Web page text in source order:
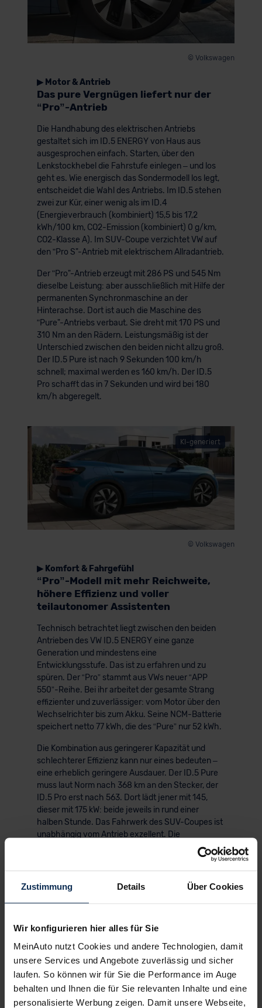
Zustimmung Details Über Cookies
Wir konfigurieren hier alles für Sie
MeinAuto nutzt Cookies und andere Technologien, damit
unsere Services und Angebote zuverlässig und sicher
laufen. So können wir für Sie die Performance im Auge
behalten und Ihnen die für Sie relevanten Inhalte und eine
personalisierte Werbung zeigen. Damit unsere Webseite,
© Volkswagen
▶ Motor & Antrieb
Das pure Vergnügen liefert nur der
“Pro”-Antrieb
Die Handhabung des elektrischen Antriebs
gestaltet sich im ID.5 ENERGY von Haus aus
ausgesprochen einfach. Starten, über den
Lenkstockhebel die Fahrstufe einlegen – und los
geht es. Wie energisch das Sondermodell los legt,
entscheidet die Wahl des Antriebs. Im ID.5 stehen
zwei zur Kür, einer wenig als im ID.4
(Energieverbrauch (kombiniert) 15,5 bis 17,2
kWh/100 km, CO2-Emission (kombiniert) 0 g/km,
CO2-Klasse A). Im SUV-Coupe verzichtet VW auf
den ʺPro S"-Antrieb mit elektrischem Allradantrieb.
Der ʺPro"-Antrieb erzeugt mit 286 PS und 545 Nm
dieselbe Leistung: aber ausschließlich mit Hilfe der
permanenten Synchronmaschine an der
Hinterachse. Dort ist auch die Maschine des
ʺPure"-Antriebs verbaut. Sie dreht mit 170 PS und
310 Nm an den Rädern. Leistungsmäßig ist der
Unterschied zwischen den beiden nicht allzu groß.
Der ID.5 Pure ist nach 9 Sekunden 100 km/h
schnell; maximal werden es 160 km/h. Der ID.5
Pro schafft das in 7 Sekunden und wird bei 180
km/h abgeregelt.
KI-generiert
© Volkswagen
▶ Komfort & Fahrgefühl
“Pro”-Modell mit mehr Reichweite,
höhere Effizienz und voller
teilautonomer Assistenten
Technisch betrachtet liegt zwischen den beiden
Antrieben des VW ID.5 ENERGY eine ganze
Generation und mindestens eine
Entwicklungsstufe. Das ist zu erfahren und zu
spüren. Der “Pro” stammt aus VWs neuer “APP
550”-Reihe. Bei ihr arbeitet der gesamte Strang
effizienter und zuverlässiger: vom Motor über den
Wechselrichter bis zum Akku. Seine NCM-Batterie
speichert netto 77 kWh, die des “Pure” nur 52 kWh.
Die Kombination aus geringerer Kapazität und
schlechterer Effizienz kann nur eines bedeuten –
eine erheblich geringere Ausdauer. Der ID.5 Pure
muss laut Norm nach 368 km an den Stecker, der
ID.5 Pro erst nach 563. Dort lädt jener mit 145,
dieser mit 175 kW: beide jeweils in rund einer
halben Stunde. Das Fahrwerk des SUV-Coupes ist
unabhängig vom Antrieb exzellent. Die
Verbindung von Dynamik und Komfort.
In der ENERGY-Version kommen zusätzlich
umfangreiche Assistenzsysteme hinzu.
Assist Plus" an Bord – das SUV-Coupé hält also
selbstständig Spur und Abstand und parkt
teilautonom ein. Beides funktioniert im Test
zuverlässig und macht den ID.5 ENERGY
alltagstauglich und modern.